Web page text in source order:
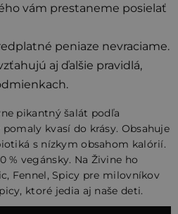
vám prestaneme posielať
peniaze nevraciame.
aj ďalšie pravidlá,
pikantný šalát podľa
kvasí do krásy. Obsahuje
s nízkym obsahom kalórií.
% vegánsky. Na Živine ho
Fennel, Spicy pre milovníkov
ktoré jedia aj naše deti.